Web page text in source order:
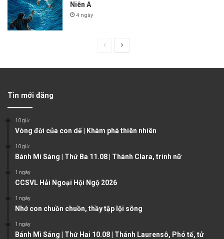
Niên A
4 ngày
u
p
g
g
Tin mới đăng
10 giờ
Vòng đời của con dế | Khám phá thiên nhiên
10 giờ
Bánh Mì Sáng | Thứ Ba 11.08 | Thánh Clara, trinh nữ
1 ngày
CCSVL Hải Ngoại Hội Ngộ 2026
1 ngày
Nhớ con chuồn chuồn, thầy tập lội sông
1 ngày
Bánh Mì Sáng | Thứ Hai 10.08 | Thánh Laurensô, Phó tế, tử